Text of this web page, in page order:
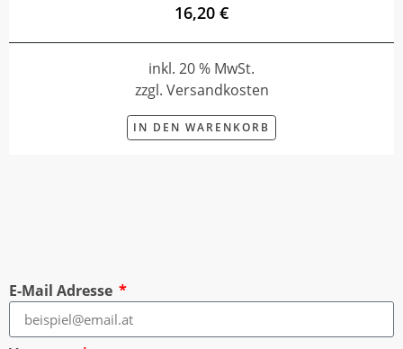
16,20 €
inkl. 20 % MwSt.
zzgl. Versandkosten
IN DEN WARENKORB
E-Mail Adresse